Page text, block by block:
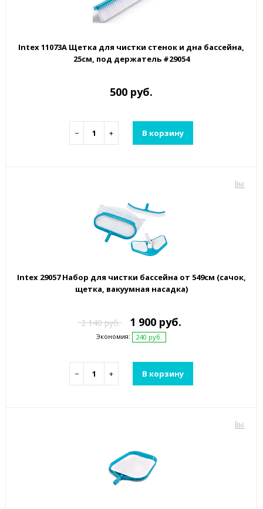
Intex 11073A Щетка для чистки стенок и дна бассейна,
25см, под держатель #29054
500 руб.
− + В корзину
Intex 29057 Набор для чистки бассейна от 549см (сачок,
щетка, вакуумная насадка)
2 140 руб. 1 900 руб.
Экономия: 240 руб.
− + В корзину